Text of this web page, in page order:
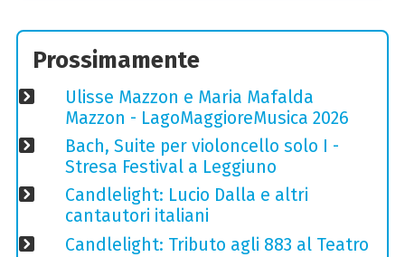
Prossimamente
Ulisse Mazzon e Maria Mafalda
Mazzon - LagoMaggioreMusica 2026
Bach, Suite per violoncello solo I -
Stresa Festival a Leggiuno
Candlelight: Lucio Dalla e altri
cantautori italiani
Candlelight: Tributo agli 883 al Teatro